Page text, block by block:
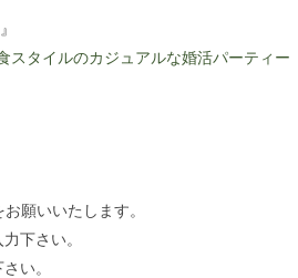
スタイルのカジュアルな婚活パーティー
願いいたします。
下さい。
い。